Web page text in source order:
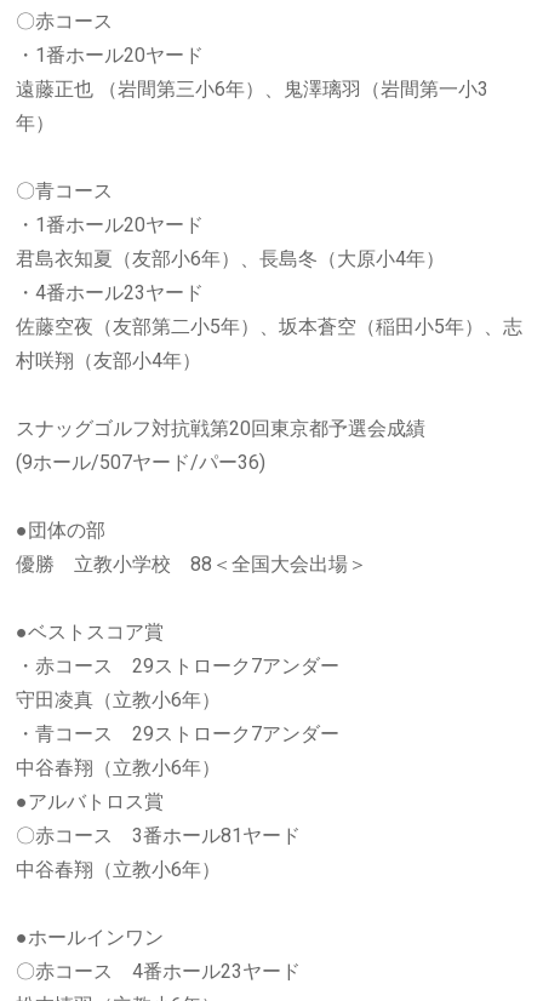
〇赤コース
・1番ホール20ヤード
遠藤正也 （岩間第三小6年）、鬼澤璃羽（岩間第一小3
年）
〇青コース
・1番ホール20ヤード
君島衣知夏（友部小6年）、長島冬（大原小4年）
・4番ホール23ヤード
佐藤空夜（友部第二小5年）、坂本蒼空（稲田小5年）、志
村咲翔（友部小4年）
スナッグゴルフ対抗戦第20回東京都予選会成績
(9ホール/507ヤード/パー36)
●団体の部
優勝 立教小学校 88＜全国大会出場＞
●ベストスコア賞
・赤コース 29ストローク7アンダー
守田凌真（立教小6年）
・青コース 29ストローク7アンダー
中谷春翔（立教小6年）
●アルバトロス賞
〇赤コース 3番ホール81ヤード
中谷春翔（立教小6年）
●ホールインワン
〇赤コース 4番ホール23ヤード